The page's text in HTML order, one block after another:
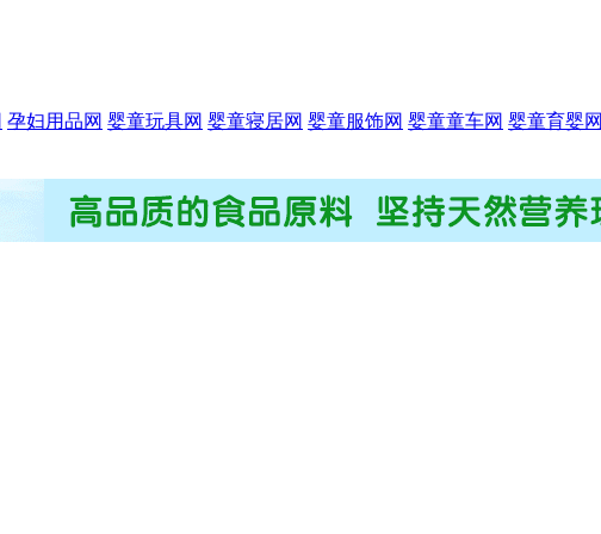
孕妇用品网 婴童玩具网 婴童寝居网 婴童服饰网 婴童童车网 婴童育婴网